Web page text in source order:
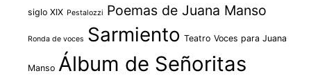
siglo XIX Pestalozzi Poemas de Juana Manso
Ronda de voces Sarmiento Teatro Voces para Juana
Manso Álbum de Señoritas